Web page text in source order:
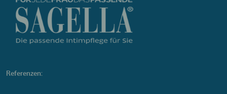
Referenzen: